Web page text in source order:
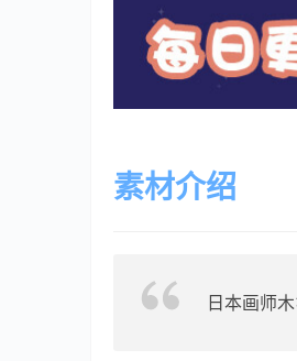
素材介绍
日本画师